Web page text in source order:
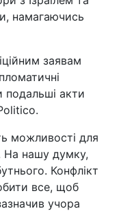
намагаючись
заявам
подальші акти
можливості для
На нашу думку,
Конфлікт
все, щоб
учора